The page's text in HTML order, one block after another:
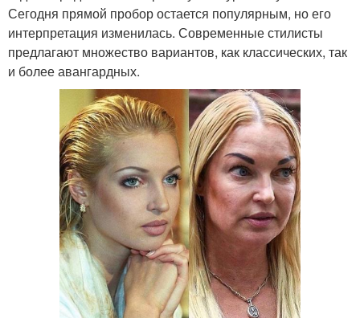
Сегодня прямой пробор остается популярным, но его
интерпретация изменилась. Современные стилисты
предлагают множество вариантов, как классических, так
и более авангардных.